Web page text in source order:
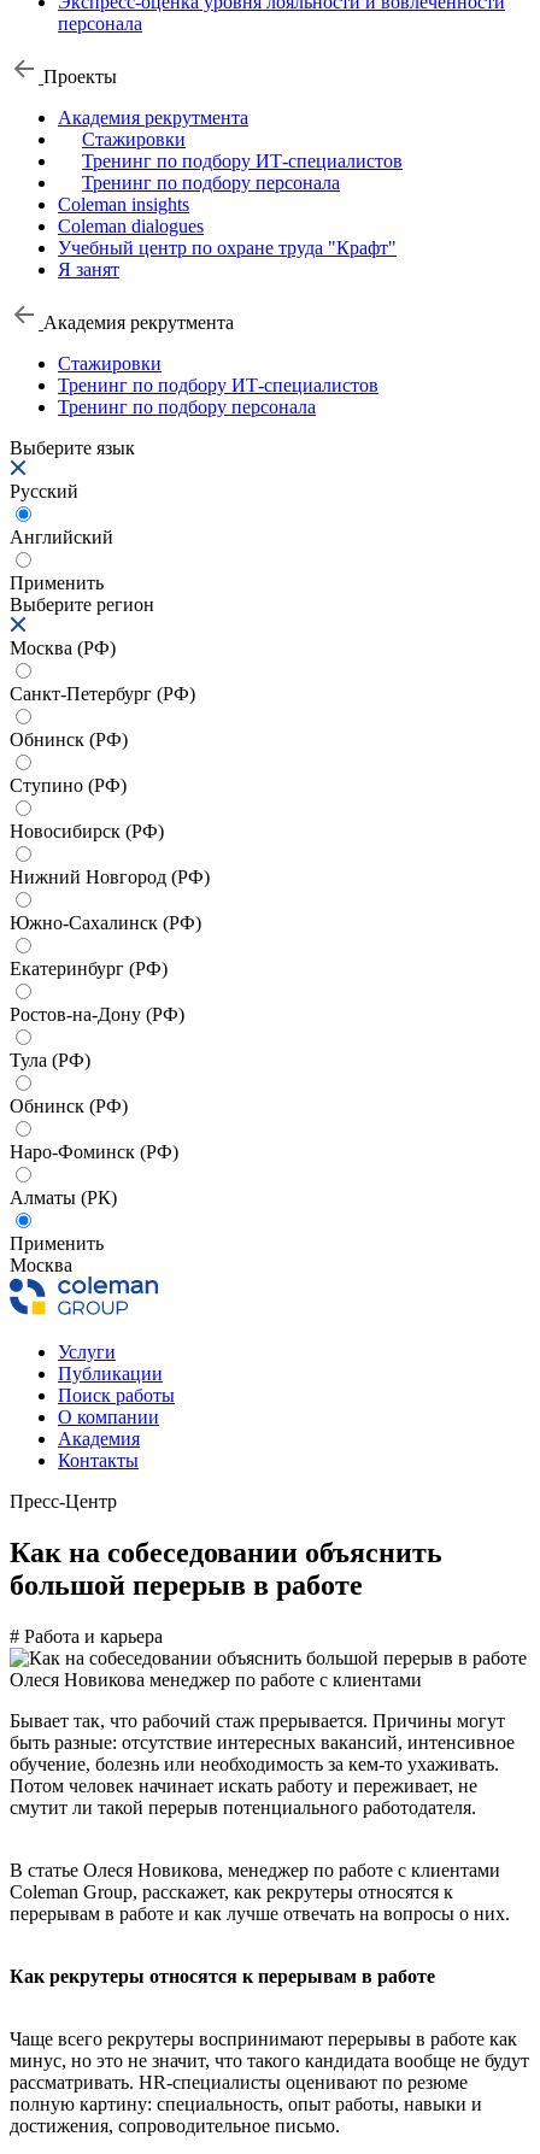
персонала
Проекты
Академия рекрутмента
Стажировки
Тренинг по подбору ИТ-специалистов
Тренинг по подбору персонала
Coleman insights
Coleman dialogues
Учебный центр по охране труда "Крафт"
Я занят
Академия рекрутмента
Стажировки
Тренинг по подбору ИТ-специалистов
Тренинг по подбору персонала
Выберите язык
Русский
Английский
Применить
Выберите регион
Москва (РФ)
Санкт-Петербург (РФ)
Обнинск (РФ)
Ступино (РФ)
Новосибирск (РФ)
Нижний Новгород (РФ)
Южно-Сахалинск (РФ)
Екатеринбург (РФ)
Ростов-на-Дону (РФ)
Тула (РФ)
Обнинск (РФ)
Наро-Фоминск (РФ)
Алматы (РК)
Применить
Москва
Услуги
Публикации
Поиск работы
О компании
Академия
Контакты
Пресс-Центр
Как на собеседовании объяснить
большой перерыв в работе
# Работа и карьера
Олеся Новикова менеджер по работе с клиентами
Бывает так, что рабочий стаж прерывается. Причины могут
быть разные: отсутствие интересных вакансий, интенсивное
обучение, болезнь или необходимость за кем-то ухаживать.
Потом человек начинает искать работу и переживает, не
смутит ли такой перерыв потенциального работодателя.
В статье Олеся Новикова, менеджер по работе с клиентами
Coleman Group, расскажет, как рекрутеры относятся к
перерывам в работе и как лучше отвечать на вопросы о них.
Как рекрутеры относятся к перерывам в работе
Чаще всего рекрутеры воспринимают перерывы в работе как
минус, но это не значит, что такого кандидата вообще не будут
рассматривать. HR-специалисты оценивают по резюме
полную картину: специальность, опыт работы, навыки и
достижения, сопроводительное письмо.